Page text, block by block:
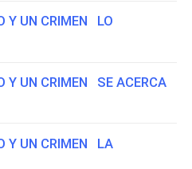
Y UN CRIMEN LO
Y UN CRIMEN SE ACERCA
Y UN CRIMEN LA